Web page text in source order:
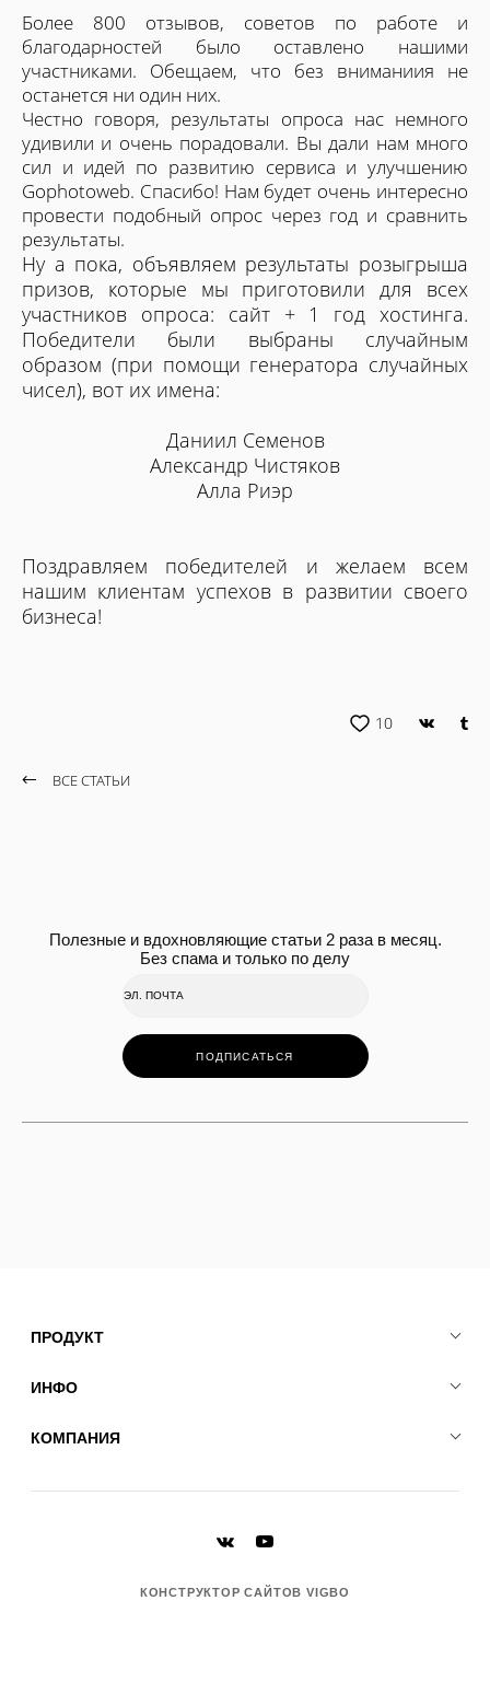
Более 800 отзывов, советов по работе и
благодарностей было оставлено нашими
участниками. Обещаем, что без вниманиия не
останется ни один них.
Честно говоря, результаты опроса нас немного
удивили и очень порадовали. Вы дали нам много
сил и идей по развитию сервиса и улучшению
Gophotoweb. Спасибо! Нам будет очень интересно
провести подобный опрос через год и сравнить
результаты.
Ну а пока, объявляем результаты розыгрыша
призов, которые мы приготовили для всех
участников опроса: сайт + 1 год хостинга.
Победители были выбраны случайным
образом (при помощи генератора случайных
чисел), вот их имена:
Даниил Семенов
Александр Чистяков
Алла Риэр
Поздравляем победителей и желаем всем
нашим клиентам успехов в развитии своего
бизнеса!
10
ВСЕ СТАТЬИ
Полезные и вдохновляющие статьи 2 раза в месяц.
Без спама и только по делу
ПОДПИСАТЬСЯ
ПРОДУКТ
ИНФО
КОМПАНИЯ
КОНСТРУКТОР САЙТОВ VIGBO